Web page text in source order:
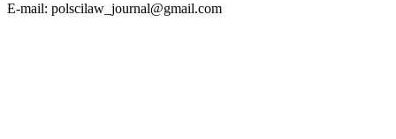
E-mail: polscilaw_journal@gmail.com